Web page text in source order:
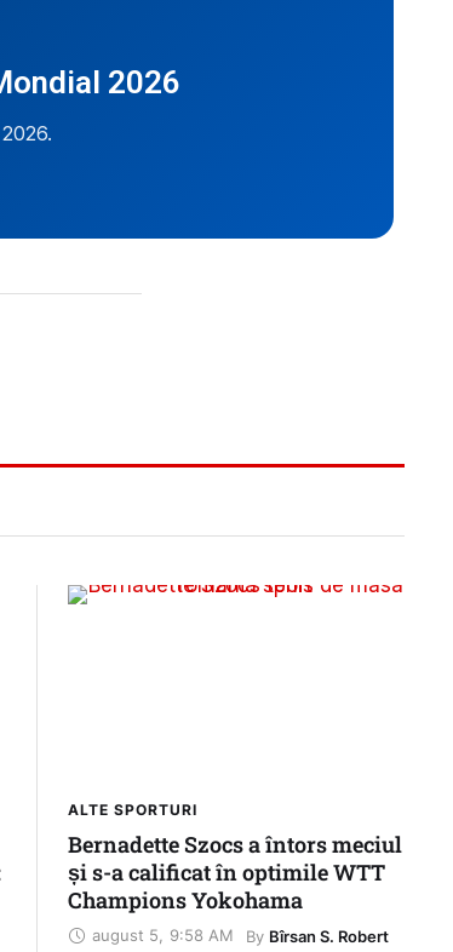
2026
ALTE SPORTURI
Bernadette Szocs a întors meciul
și s-a calificat în optimile WTT
Champions Yokohama
august 5, 9:58 AM By Bîrsan S. Robert